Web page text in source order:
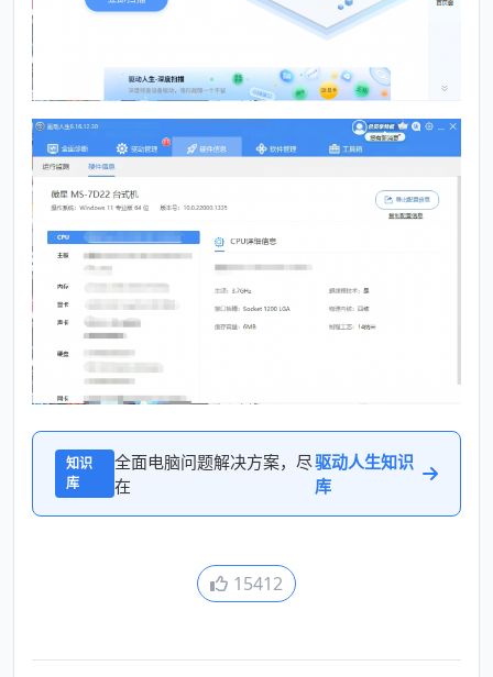
知识
库
全面电脑问题解决方案，尽
在
驱动人生知识
库
15412